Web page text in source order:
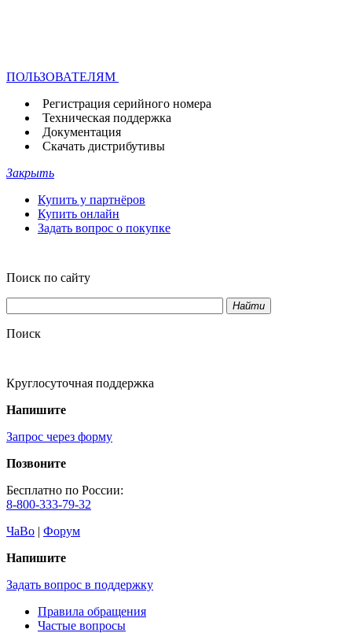
ПОЛЬЗОВАТЕЛЯМ
Регистрация серийного номера
Техническая поддержка
Документация
Скачать дистрибутивы
Закрыть
Купить у партнёров
Купить онлайн
Задать вопрос о покупке
Поиск по сайту
Найти
Поиск
Круглосуточная поддержка
Напишите
Запрос через форму
Позвоните
Бесплатно по России:
8-800-333-79-32
ЧаВо | Форум
Напишите
Задать вопрос в поддержку
Правила обращения
Частые вопросы